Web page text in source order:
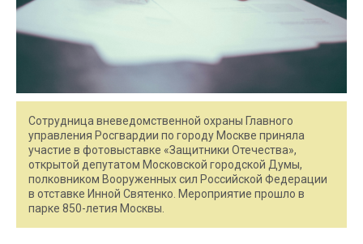
Сотрудница вневедомственной охраны Главного
управления Росгвардии по городу Москве приняла
участие в фотовыставке «Защитники Отечества»,
открытой депутатом Московской городской Думы,
полковником Вооруженных сил Российской Федерации
в отставке Инной Святенко. Мероприятие прошло в
парке 850-летия Москвы.